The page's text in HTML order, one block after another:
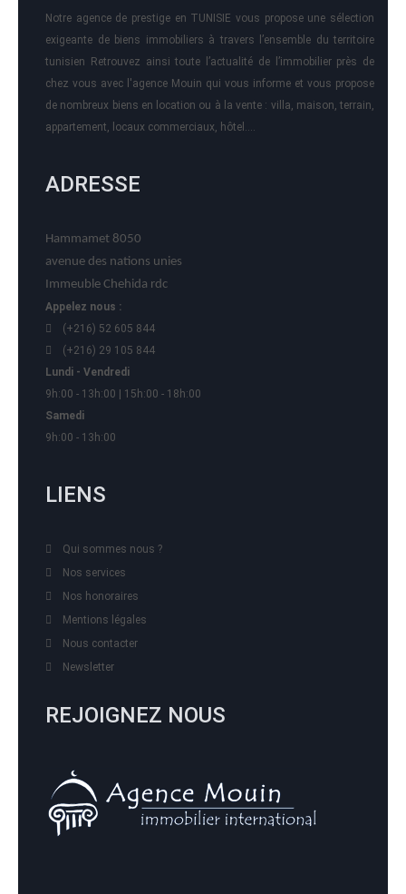
Notre agence de prestige en TUNISIE vous propose une sélection
exigeante de biens immobiliers à travers l’ensemble du territoire
tunisien Retrouvez ainsi toute l’actualité de l’immobilier près de
chez vous avec l'agence Mouin qui vous informe et vous propose
de nombreux biens en location ou à la vente : villa, maison, terrain,
appartement, locaux commerciaux, hôtel….
ADRESSE
Hammamet 8050
avenue des nations unies
Immeuble Chehida rdc
Appelez nous :
(+216) 52 605 844
(+216) 29 105 844
Lundi - Vendredi
9h:00 - 13h:00 | 15h:00 - 18h:00
Samedi
9h:00 - 13h:00
LIENS
Qui sommes nous ?
Nos services
Nos honoraires
Mentions légales
Nous contacter
Newsletter
REJOIGNEZ NOUS